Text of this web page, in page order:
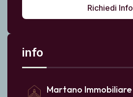
Richiedi Info
info
Martano Immobiliare